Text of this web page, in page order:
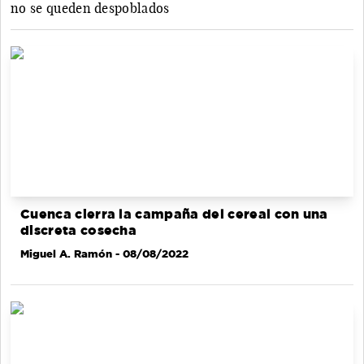
no se queden despoblados
Cuenca cierra la campaña del cereal con una
discreta cosecha
Miguel A. Ramón - 08/08/2022